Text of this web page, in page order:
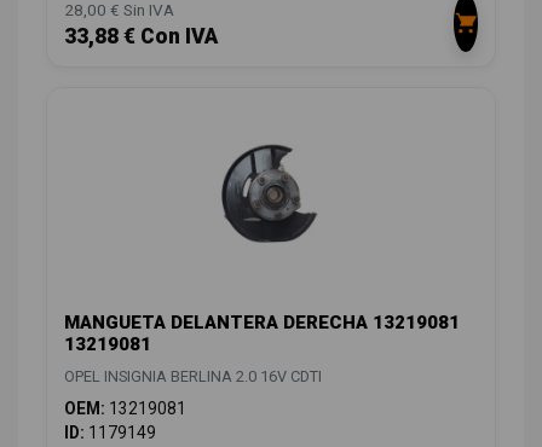
28,00 € Sin IVA
33,88 € Con IVA
MANGUETA DELANTERA DERECHA 13219081
13219081
OPEL INSIGNIA BERLINA 2.0 16V CDTI
OEM: 13219081
ID: 1179149